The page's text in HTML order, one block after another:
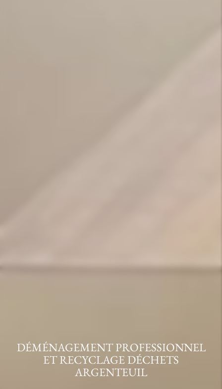
DÉMÉNAGEMENT PROFESSIONNEL
ET RECYCLAGE DÉCHETS
ARGENTEUIL